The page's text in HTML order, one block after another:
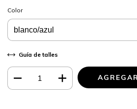
Color
Guía de talles